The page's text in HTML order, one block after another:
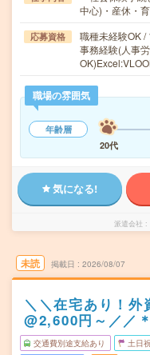
中心)・産休・
応募資格
職種未経験OK /
事務経験(人事
職場の雰囲気
年齢層
20代
気になる!
派遣会社
未読 掲載日 2026/08/07
＼＼在宅あり！外
@2,600円～／／
交通費別途支給あり 土日